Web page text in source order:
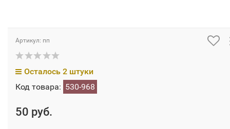
Артикул: пп
Осталось 2 штуки
Код товара: 530-968
50 руб.